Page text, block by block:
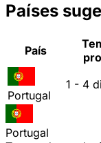
Países
País
Portugal
1 - 4
Portugal